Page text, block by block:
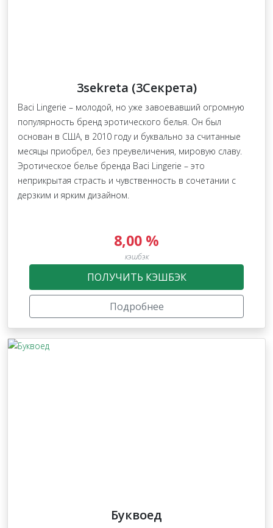
3sekreta (3Секрета)
Baci Lingerie – молодой, но уже завоевавший огромную
популярность бренд эротического белья. Он был
основан в США, в 2010 году и буквально за считанные
месяцы приобрел, без преувеличения, мировую славу.
Эротическое белье бренда Baci Lingerie – это
неприкрытая страсть и чувственность в сочетании с
дерзким и ярким дизайном.
8,00 %
кэшбэк
ПОЛУЧИТЬ КЭШБЭК
Подробнее
Буквоед